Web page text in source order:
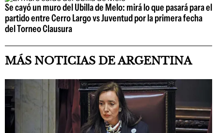
Se cayó un muro del Ubilla de Melo: mirá lo que pasará para el
partido entre Cerro Largo vs Juventud por la primera fecha
del Torneo Clausura
MÁS NOTICIAS DE ARGENTINA